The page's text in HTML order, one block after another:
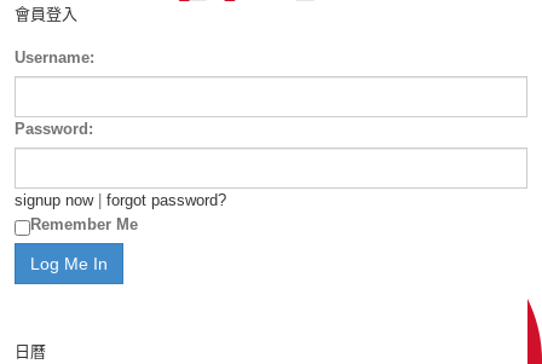
會員登入
Username:
Password:
signup now| forgot password?
Remember Me
日曆